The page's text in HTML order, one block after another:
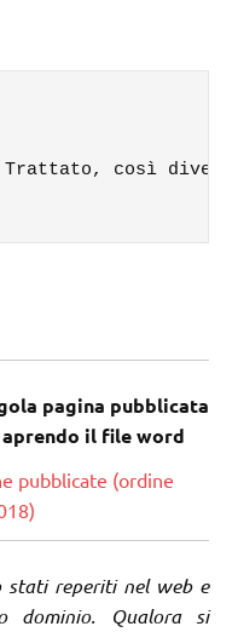
così
pagina pubblicata
aprendo il file word
pubblicate (ordine
stati reperiti nel web e
dominio. Qualora si